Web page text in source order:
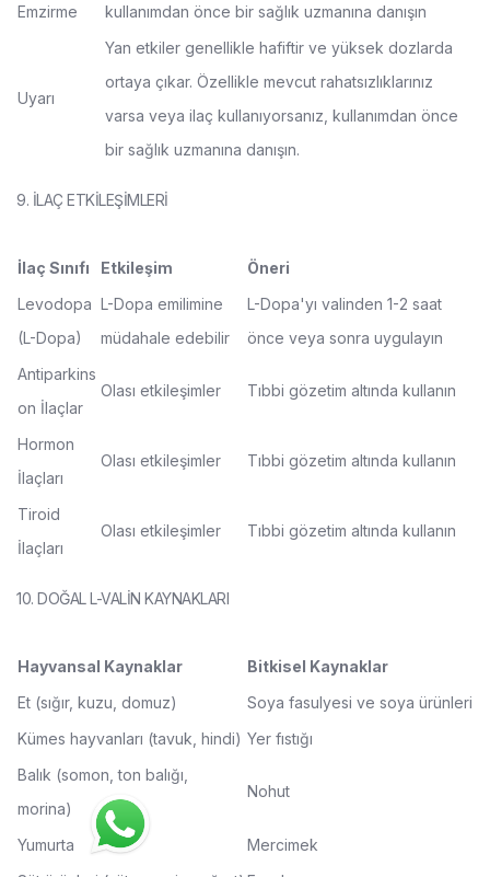
Emzirme
kullanımdan önce bir sağlık uzmanına danışın
Uyarı
Yan etkiler genellikle hafiftir ve yüksek dozlarda
ortaya çıkar. Özellikle mevcut rahatsızlıklarınız
varsa veya ilaç kullanıyorsanız, kullanımdan önce
bir sağlık uzmanına danışın.
9. İLAÇ ETKİLEŞİMLERİ
İlaç Sınıfı Etkileşim
Öneri
Levodopa
(L-Dopa)
L-Dopa emilimine
müdahale edebilir
L-Dopa'yı valinden 1-2 saat
önce veya sonra uygulayın
Antiparkins
on İlaçlar
Olası etkileşimler Tıbbi gözetim altında kullanın
Hormon
İlaçları
Olası etkileşimler Tıbbi gözetim altında kullanın
Tiroid
İlaçları
Olası etkileşimler Tıbbi gözetim altında kullanın
10. DOĞAL L-VALİN KAYNAKLARI
Hayvansal Kaynaklar
Bitkisel Kaynaklar
Et (sığır, kuzu, domuz)
Soya fasulyesi ve soya ürünleri
Kümes hayvanları (tavuk, hindi) Yer fıstığı
Balık (somon, ton balığı,
morina)
Nohut
Yumurta
Mercimek